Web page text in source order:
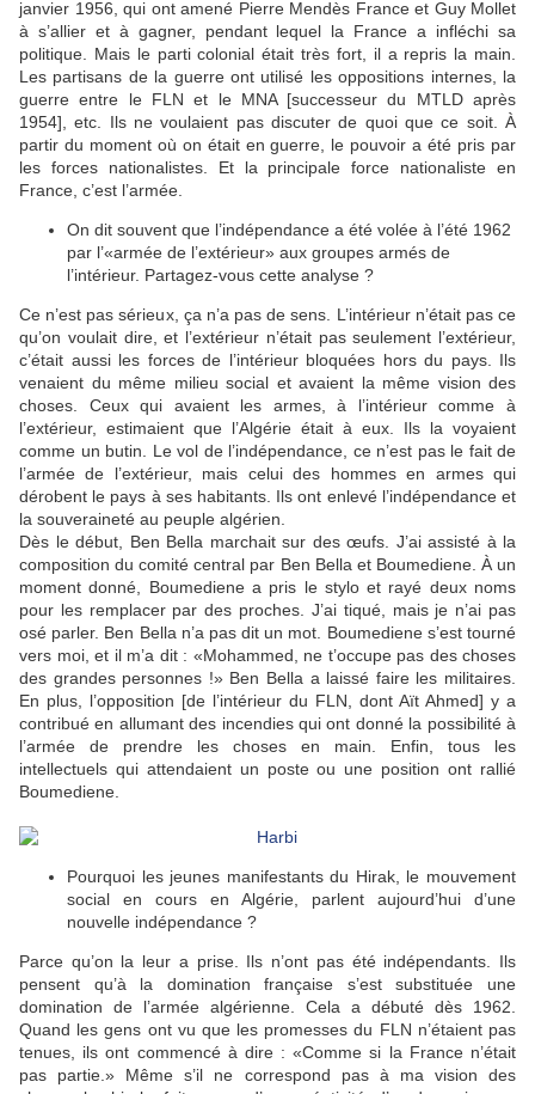
janvier 1956, qui ont amené Pierre Mendès France et Guy Mollet
à s’allier et à gagner, pendant lequel la France a infléchi sa
politique. Mais le parti colonial était très fort, il a repris la main.
Les partisans de la guerre ont utilisé les oppositions internes, la
guerre entre le FLN et le MNA [successeur du MTLD après
1954], etc. Ils ne voulaient pas discuter de quoi que ce soit. À
partir du moment où on était en guerre, le pouvoir a été pris par
les forces nationalistes. Et la principale force nationaliste en
France, c’est l’armée.
On dit souvent que l’indépendance a été volée à l’été 1962
par l’«armée de l’extérieur» aux groupes armés de
l’intérieur. Partagez-vous cette analyse ?
Ce n’est pas sérieux, ça n’a pas de sens. L’intérieur n’était pas ce
qu’on voulait dire, et l’extérieur n’était pas seulement l’extérieur,
c’était aussi les forces de l’intérieur bloquées hors du pays. Ils
venaient du même milieu social et avaient la même vision des
choses. Ceux qui avaient les armes, à l’intérieur comme à
l’extérieur, estimaient que l’Algérie était à eux. Ils la voyaient
comme un butin. Le vol de l’indépendance, ce n’est pas le fait de
l’armée de l’extérieur, mais celui des hommes en armes qui
dérobent le pays à ses habitants. Ils ont enlevé l’indépendance et
la souveraineté au peuple algérien.
Dès le début, Ben Bella marchait sur des œufs. J’ai assisté à la
composition du comité central par Ben Bella et Boumediene. À un
moment donné, Boumediene a pris le stylo et rayé deux noms
pour les remplacer par des proches. J’ai tiqué, mais je n’ai pas
osé parler. Ben Bella n’a pas dit un mot. Boumediene s’est tourné
vers moi, et il m’a dit : «Mohammed, ne t’occupe pas des choses
des grandes personnes !» Ben Bella a laissé faire les militaires.
En plus, l’opposition [de l’intérieur du FLN, dont Aït Ahmed] y a
contribué en allumant des incendies qui ont donné la possibilité à
l’armée de prendre les choses en main. Enfin, tous les
intellectuels qui attendaient un poste ou une position ont rallié
Boumediene.
Pourquoi les jeunes manifestants du Hirak, le mouvement
social en cours en Algérie, parlent aujourd’hui d’une
nouvelle indépendance ?
Parce qu’on la leur a prise. Ils n’ont pas été indépendants. Ils
pensent qu’à la domination française s’est substituée une
domination de l’armée algérienne. Cela a débuté dès 1962.
Quand les gens ont vu que les promesses du FLN n’étaient pas
tenues, ils ont commencé à dire : «Comme si la France n’était
pas partie.» Même s’il ne correspond pas à ma vision des